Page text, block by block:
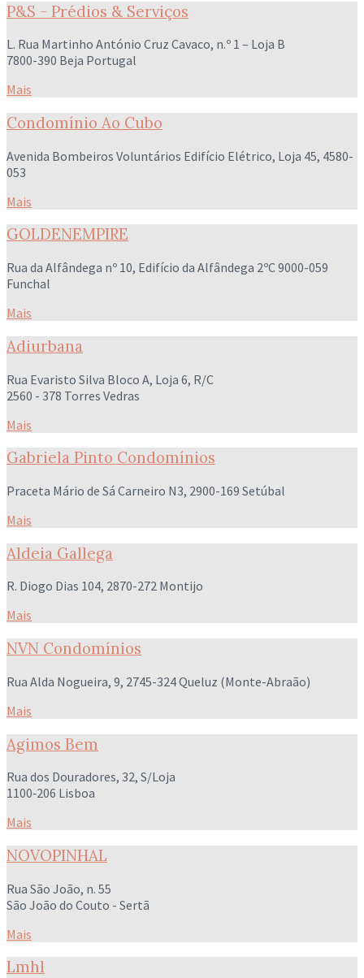
P&S - Prédios & Serviços
L. Rua Martinho António Cruz Cavaco, n.º 1 – Loja B
7800-390 Beja Portugal
Mais
Condomínio Ao Cubo
Avenida Bombeiros Voluntários Edifício Elétrico, Loja 45, 4580-
053
Mais
GOLDENEMPIRE
Rua da Alfândega nº 10, Edifício da Alfândega 2ºC 9000-059
Funchal
Mais
Adiurbana
Rua Evaristo Silva Bloco A, Loja 6, R/C
2560 - 378 Torres Vedras
Mais
Gabriela Pinto Condomínios
Praceta Mário de Sá Carneiro N3, 2900-169 Setúbal
Mais
Aldeia Gallega
R. Diogo Dias 104, 2870-272 Montijo
Mais
NVN Condomínios
Rua Alda Nogueira, 9, 2745-324 Queluz (Monte-Abraão)
Mais
Agimos Bem
Rua dos Douradores, 32, S/Loja
1100‐206 Lisboa
Mais
NOVOPINHAL
Rua São João, n. 55
São João do Couto - Sertã
Mais
Lmhl